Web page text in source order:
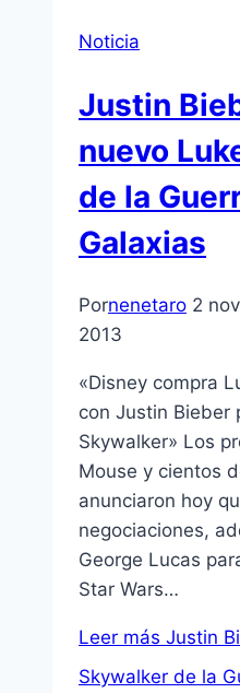
Noticia
Justin
nuevo
de la
Galaxias
Pornenetaro 2
2013
«Disney compra
con Justin Bieber
Skywalker» Los
Mouse y cientos
anunciaron hoy
negociaciones,
George Lucas
Star Wars…
Leer más Justin
Skywalker de la